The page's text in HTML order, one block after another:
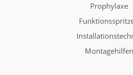
Prophylaxe
Montagehilfen